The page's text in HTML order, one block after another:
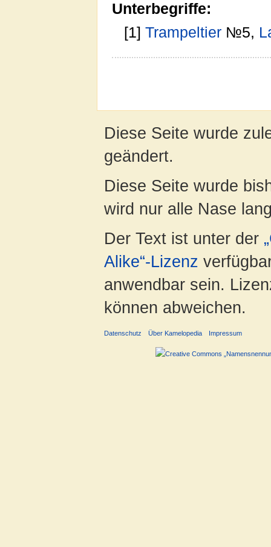
Unterbegriffe:
[1]Trampeltier №5,
Diese Seite wurde
geändert.
Diese Seite wurde
wird nur alle Nase
Der Text ist unter der
Alike“-Lizenz
anwendbar sein.
können abweichen.
Datenschutz Über Kamelopedia Impressum